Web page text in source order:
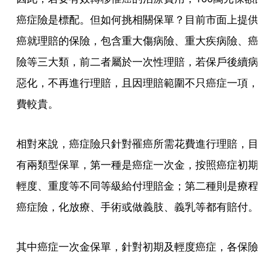
癌症險是標配。但如何挑相關保單？目前市面上提供
癌就理賠的保險，包含重大傷病險、重大疾病險、癌
險等三大類，前二者屬於一次性理賠，若保戶後續病
惡化，不再進行理賠，且因理賠範圍不只癌症一項，
費較貴。
相對來說，癌症險只針對罹癌所需花費進行理賠，目
有兩類型保單，第一種是癌症一次金，按照癌症初期
輕度、重度等不同等級給付理賠金；第二種則是療程
癌症險，化放療、手術或做義肢、義乳等都有賠付。
其中癌症一次金保單，針對初期及輕度癌症，各保險